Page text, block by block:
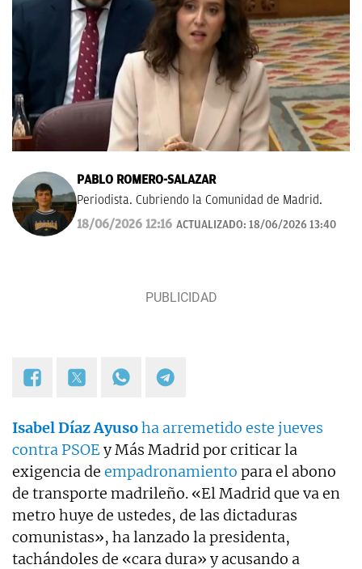
PABLO ROMERO-SALAZAR
Periodista. Cubriendo la Comunidad de Madrid.
18/06/2026 12:16 ACTUALIZADO: 18/06/2026 13:40
Isabel Díaz Ayusoha arremetido este jueves
contra PSOEy Más Madrid por criticar la
exigencia de empadronamiento para el abono
de transporte madrileño. «El Madrid que va en
metro huye de ustedes, de las dictaduras
comunistas», ha lanzado la presidenta,
tachándoles de «cara dura» y acusando a